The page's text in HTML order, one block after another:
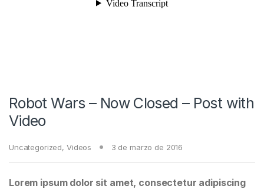
Robot Wars – Now Closed – Post with
Video
Uncategorized, Videos 3 de marzo de 2016
Lorem ipsum dolor sit amet, consectetur adipiscing